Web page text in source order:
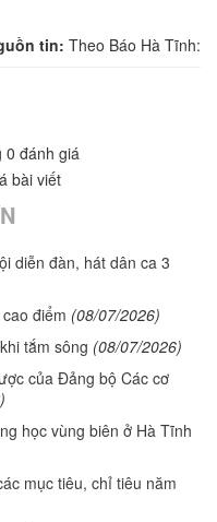
tin: Theo Báo Hà Tĩnh:
0 đánh giá
bài viết
diễn đàn, hát dân ca 3
điểm (08/07/2026)
tắm sông (08/07/2026)
của Đảng bộ Các cơ
học vùng biên ở Hà Tĩnh
mục tiêu, chỉ tiêu năm